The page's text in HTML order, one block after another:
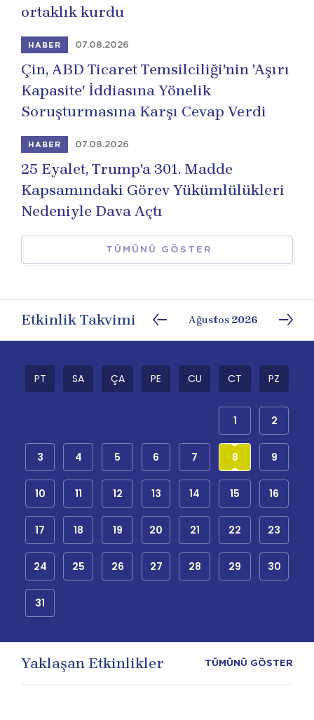
ortaklık kurdu
HABER 07.08.2026
Çin, ABD Ticaret Temsilciliği'nin 'Aşırı
Kapasite' İddiasına Yönelik
Soruşturmasına Karşı Cevap Verdi
HABER 07.08.2026
25 Eyalet, Trump'a 301. Madde
Kapsamındaki Görev Yükümlülükleri
Nedeniyle Dava Açtı
TÜMÜNÜ GÖSTER
Etkinlik Takvimi Ağustos 2026
PT SA ÇA PE CU CT PZ
1 2
3 4 5 6 7 8 9
10 11 12 13 14 15 16
17 18 19 20 21 22 23
24 25 26 27 28 29 30
31
Yaklaşan Etkinlikler TÜMÜNÜ GÖSTER